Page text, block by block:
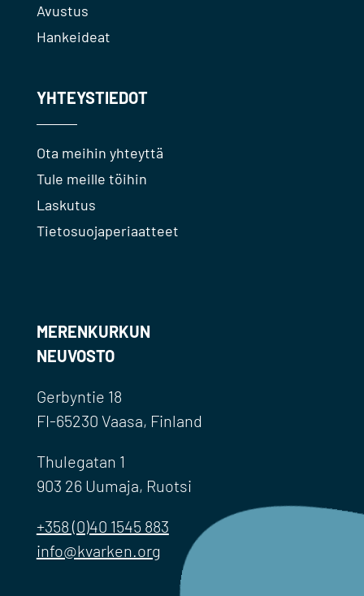
Avustus
Hankeideat
YHTEYSTIEDOT
Ota meihin yhteyttä
Tule meille töihin
Laskutus
Tietosuojaperiaatteet
MERENKURKUN
NEUVOSTO
Gerbyntie 18
FI-65230 Vaasa, Finland
Thulegatan 1
903 26 Uumaja, Ruotsi
+358 (0)40 1545 883
info@kvarken.org